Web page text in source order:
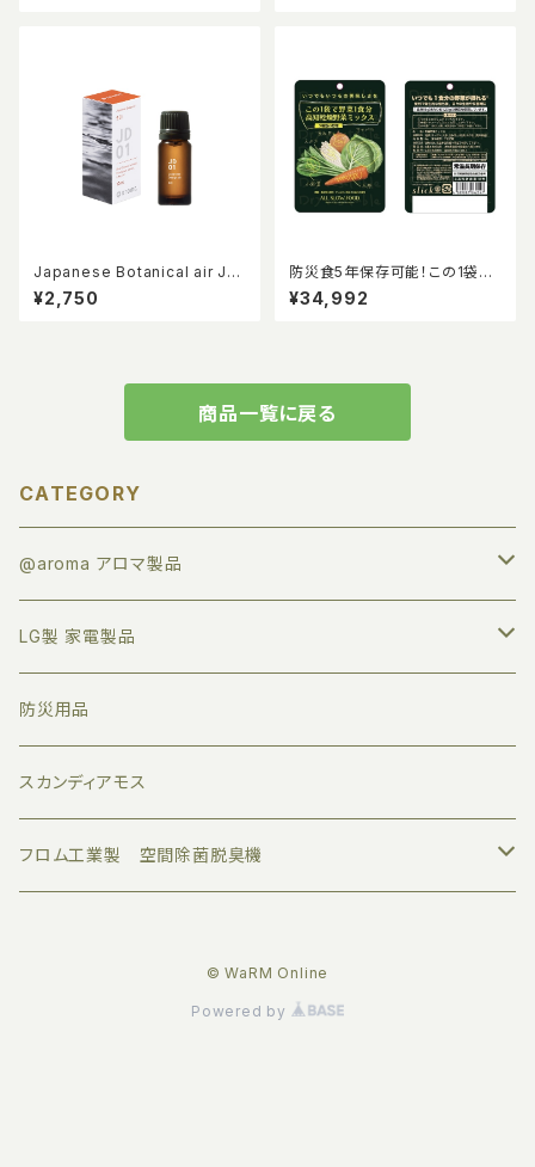
Japanese Botanical air JD
01 清(SEI) 10ml
¥2,750
防災食5年保存可能！この1袋で
野菜1食分 高知乾燥野菜ミック
ス（6g×10袋/ケース）12ケース
¥34,992
商品一覧に戻る
CATEGORY
@aroma アロマ製品
アロマオイル
すべて
トライアルセット
業務用ディフューザー
家庭用ディフューザー
アロマグッズ
LG製 家電製品
プロジェクター
サウンドバー
モニター
防災用品
スカンディアモス
フロム工業製 空間除菌脱臭機
© WaRM Online
Powered by